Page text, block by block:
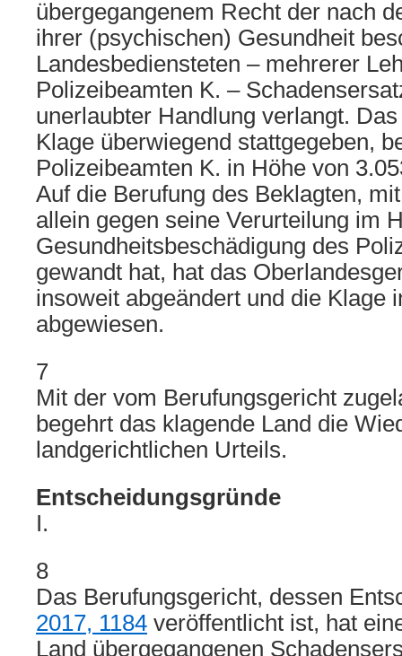
übergegangenem Recht der nach
ihrer (psychischen) Gesundheit
Landesbediensteten – mehrerer
Polizeibeamten K. –
unerlaubter Handlung verlangt.
Klage überwiegend stattgegeben,
Polizeibeamten K. in Höhe von
Auf die Berufung des Beklagten,
allein gegen seine Verurteilung im
Gesundheitsbeschädigung des
gewandt hat, hat das
insoweit abgeändert und die Klage
abgewiesen.
7
Mit der vom Berufungsgericht
begehrt das klagende Land die
landgerichtlichen Urteils.
Entscheidungsgründe
I.
8
Das Berufungsgericht, dessen
2017, 1184 veröffentlicht ist, hat
Land übergegangenen